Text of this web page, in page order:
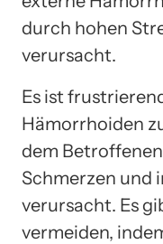
durch hohen
verursacht.
Es ist
Hämorrhoiden
dem
Schmerzen und
verursacht. Es
vermeiden,